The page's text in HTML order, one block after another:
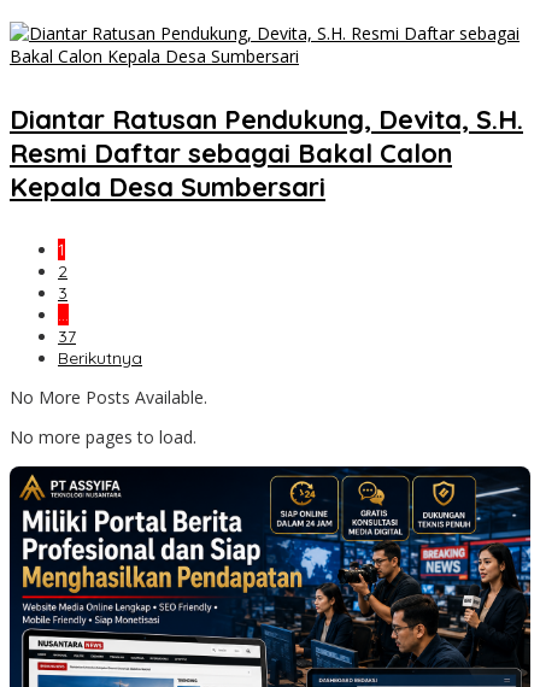
Diantar Ratusan Pendukung, Devita, S.H.
Resmi Daftar sebagai Bakal Calon
Kepala Desa Sumbersari
1
2
3
…
37
Berikutnya
No More Posts Available.
No more pages to load.